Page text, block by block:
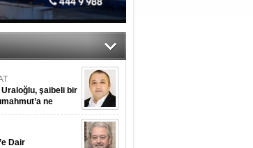
şaibeli bir
ne
Dair